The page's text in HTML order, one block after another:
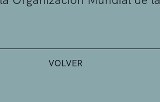
VOLVER